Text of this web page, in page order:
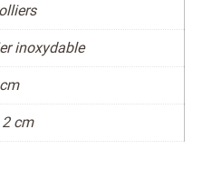
inoxydable
cm